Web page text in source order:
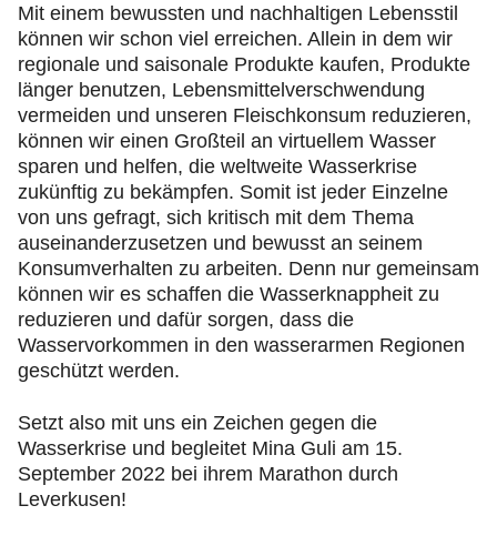
Mit einem bewussten und nachhaltigen Lebensstil
können wir schon viel erreichen. Allein in dem wir
regionale und saisonale Produkte kaufen, Produkte
länger benutzen, Lebensmittelverschwendung
vermeiden und unseren Fleischkonsum reduzieren,
können wir einen Großteil an virtuellem Wasser
sparen und helfen, die weltweite Wasserkrise
zukünftig zu bekämpfen. Somit ist jeder Einzelne
von uns gefragt, sich kritisch mit dem Thema
auseinanderzusetzen und bewusst an seinem
Konsumverhalten zu arbeiten. Denn nur gemeinsam
können wir es schaffen die Wasserknappheit zu
reduzieren und dafür sorgen, dass die
Wasservorkommen in den wasserarmen Regionen
geschützt werden.
Setzt also mit uns ein Zeichen gegen die
Wasserkrise und begleitet Mina Guli am 15.
September 2022 bei ihrem Marathon durch
Leverkusen!